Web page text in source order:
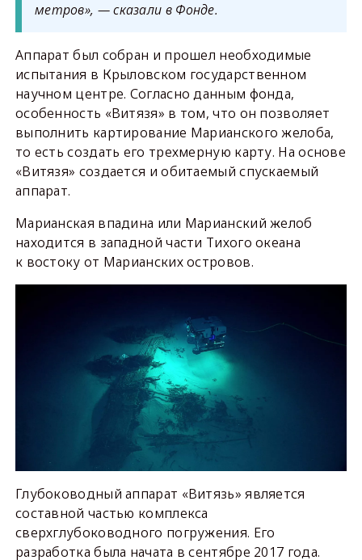
метров», — сказали в Фонде.
Аппарат был собран и прошел необходимые
испытания в Крыловском государственном
научном центре. Согласно данным фонда,
особенность «Витязя» в том, что он позволяет
выполнить картирование Марианского желоба,
то есть создать его трехмерную карту. На основе
«Витязя» создается и обитаемый спускаемый
аппарат.
Марианская впадина или Марианский желоб
находится в западной части Тихого океана
к востоку от Марианских островов.
Глубоководный аппарат «Витязь» является
составной частью комплекса
сверхглубоководного погружения. Его
разработка была начата в сентябре 2017 года.